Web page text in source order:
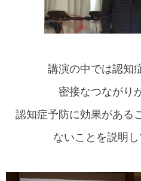
講演の中では認知
密接なつながり
認知症予防に効果がある
ないことを説明し